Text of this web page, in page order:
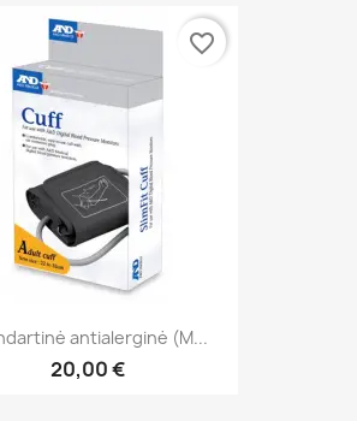
antialerginė (M...
20,00 €
favorite_border